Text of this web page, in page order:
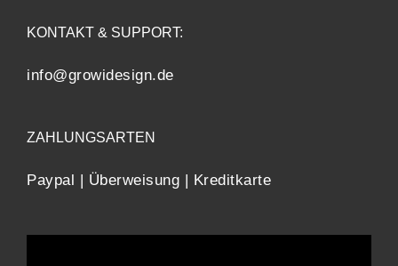
KONTAKT & SUPPORT:
info@growidesign.de
ZAHLUNGSARTEN
Paypal | Überweisung | Kreditkarte